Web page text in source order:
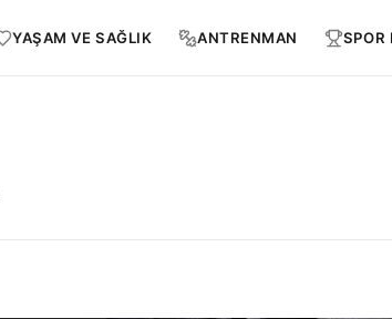
YAŞAM VE SAĞLIK ANTRENMAN SPOR